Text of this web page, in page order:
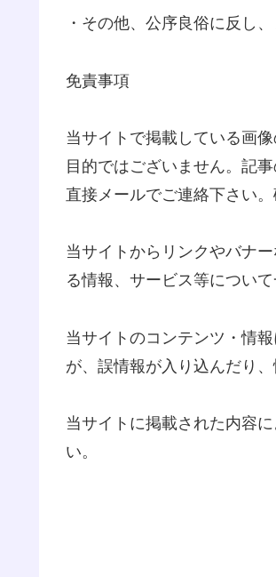
・その他、公序良俗に反し
免責事項
当サイトで掲載している画
目的ではございません。記
直接メールでご連絡下さい
当サイトからリンクやバナ
る情報、サービス等につい
当サイトのコンテンツ・情
が、誤情報が入り込んだり
当サイトに掲載された内容
い。